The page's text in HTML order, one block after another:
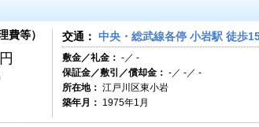
費等） 交通： 中央・総武線各停 小岩駅 徒歩
敷金／礼金： -／ -
保証金／敷引／償却金： -／ -／ -
所在地： 江戸川区東小岩
築年月： 1975年1月